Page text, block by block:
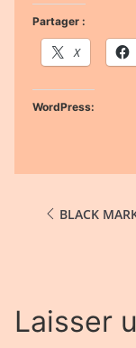
Partager :
X
WordPress:
BLACK
Laisser